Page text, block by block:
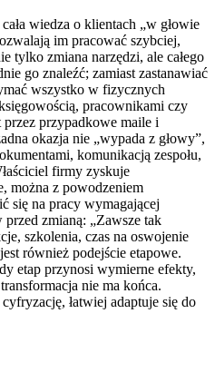
wiedza o klientach „w głowie
im pracować szybciej,
tylko zmiana narzędzi, ale całego
go znaleźć; zamiast zastanawiać
wszystko w fizycznych
pracownikami czy
przypadkowe maile i
okazja nie „wypada z głowy”,
komunikacją zespołu,
firmy zyskuje
można z powodzeniem
się na pracy wymagającej
zmianą: „Zawsze tak
szkolenia, czas na oswojenie
również podejście etapowe.
etap przynosi wymierne efekty,
nie ma końca.
łatwiej adaptuje się do